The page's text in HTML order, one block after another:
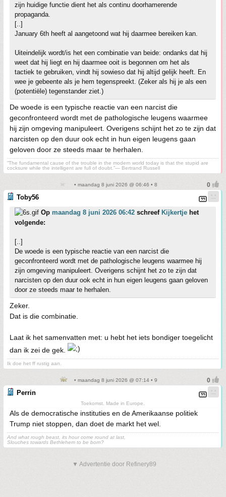
zijn huidige functie dient het als continu doorhamerende
propaganda.
[..]
January 6th heeft al aangetoond wat hij daarmee bereiken kan.
Uiteindelijk wordt/is het een combinatie van beide: ondanks dat hij
weet dat hij liegt en hij daarmee ooit is begonnen om het als
tactiek te gebruiken, vindt hij sowieso dat hij altijd gelijk heeft. En
wee je gebeente als je hem tegenspreekt. (Zeker als hij je als een
(potentiële) tegenstander ziet.)
De woede is een typische reactie van een narcist die
geconfronteerd wordt met de pathologische leugens waarmee
hij zijn omgeving manipuleert. Overigens schijnt het zo te zijn dat
narcisten op den duur ook echt in hun eigen leugens gaan
geloven door ze steeds maar te herhalen.
“The fundamental cause of the trouble in the modern world today is that the stupid are
cocksure while the intelligent are full of doubt.”— Bertrand Russell
• maandag 8 juni 2026 @ 06:46 • 8
Toby56
Op maandag 8 juni 2026 06:42 schreef Kijkertje het
volgende:
[..]
De woede is een typische reactie van een narcist die
geconfronteerd wordt met de pathologische leugens waarmee hij
zijn omgeving manipuleert. Overigens schijnt het zo te zijn dat
narcisten op den duur ook echt in hun eigen leugens gaan geloven
door ze steeds maar te herhalen.
Zeker.
Dat is die combinatie.
Laat ik het samenvatten met: u hebt het iets bondiger toegelicht
dan ik zei de gek.
Ik doe het ff rustig aan.
• maandag 8 juni 2026 @ 07:14 • 9
Perrin
Toekomst. Made in Europe.
Als de democratische instituties en de Amerikaanse politiek
Trump niet stoppen, dan doet de markt het wel.
And what rough beast, its hour come round at last,
Slouches towards Bethlehem to be born?
▼ Advertentie door Refinery89